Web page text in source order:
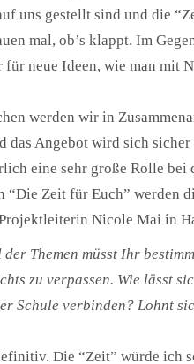
uns gestellt sind und die
mal, ob’s klappt. Im
neue Ideen, wie man mit
werden wir in
das Angebot wird sich
eine sehr große Rolle bei
Zeit für Euch” werden
Nicole Mai in
Themen müsst Ihr
zu verpassen. Wie lässt
Schule verbinden? Lohnt
Die “Zeit” würde ich